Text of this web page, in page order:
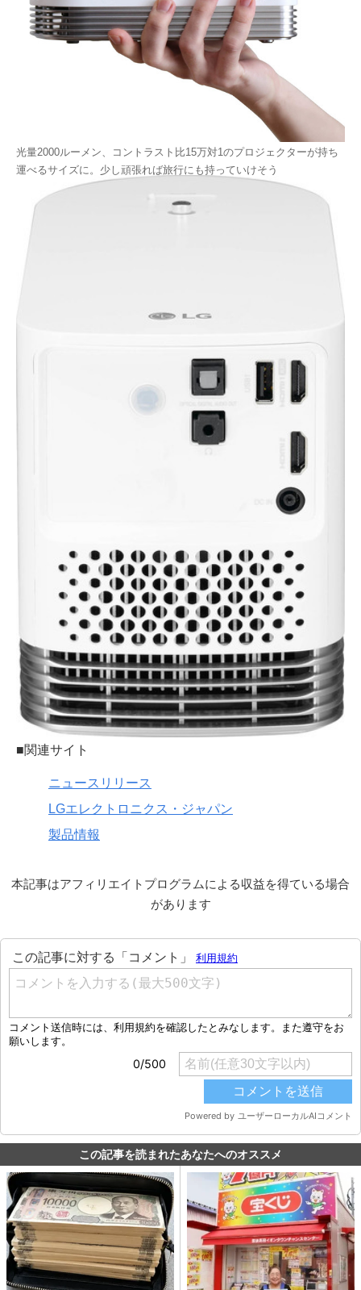
光量2000ルーメン、コントラスト比15万対1のプロジェクターが持ち
運べるサイズに。少し頑張れば旅行にも持っていけそう
■関連サイト
ニュースリリース
LGエレクトロニクス・ジャパン
製品情報
本記事はアフィリエイトプログラムによる収益を得ている場合
があります
この記事を読まれたあなたへのオススメ